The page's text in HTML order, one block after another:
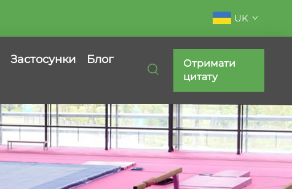
UK
Застосунки
Блог
Отримати
цитату